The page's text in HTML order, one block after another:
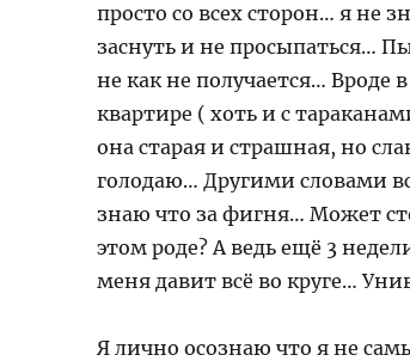
просто со всех сторон… я не
заснуть и не просыпаться…
не как не получается…
квартире ( хоть и с
она старая и страшная, но
голодаю… Другими словами
знаю что за фигня… Может
этом роде? А ведь ещё 3
меня давит всё во круге…
Я лично осознаю что я не